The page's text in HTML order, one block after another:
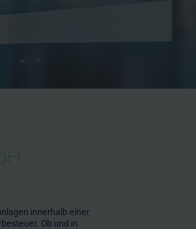
innerhalb einer
Ob und in